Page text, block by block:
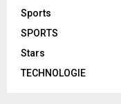
Sports
SPORTS
Stars
TECHNOLOGIE